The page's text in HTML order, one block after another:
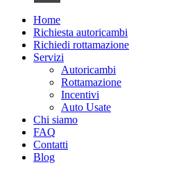
Home
Richiesta autoricambi
Richiedi rottamazione
Servizi
Autoricambi
Rottamazione
Incentivi
Auto Usate
Chi siamo
FAQ
Contatti
Blog